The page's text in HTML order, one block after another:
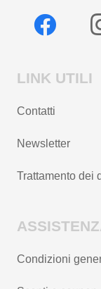
LINK UTILI
Contatti
Newsletter
Trattamento dei
Condizioni